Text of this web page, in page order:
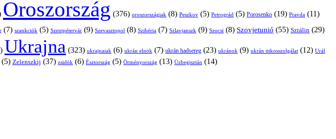
Oroszország (376) oroszországiak (8) Peszkov (5) Petrográd (5) Porosenko (19) Pravda (11)
(7) szankciók (5) Szentpétervár (9) Szevasztopol (8) Szibéria (7) Szlavjanszk (9) Szocsi (8) Szovjetunió (55) Sztálin (29)
Ukrajna (323) ukrajnaiak (6) ukrán elnök (7) ukrán hadsereg (23) ukránok (9) ukrán titkosszolgálat (12) Urál
(5) Zelenszkij (37) zsidók (6) Észtország (5) Örményország (13) Üzbegisztán (14)